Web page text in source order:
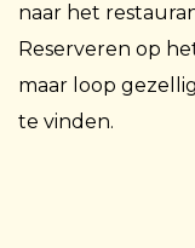
naar het
Reserveren op
maar loop
te vinden.